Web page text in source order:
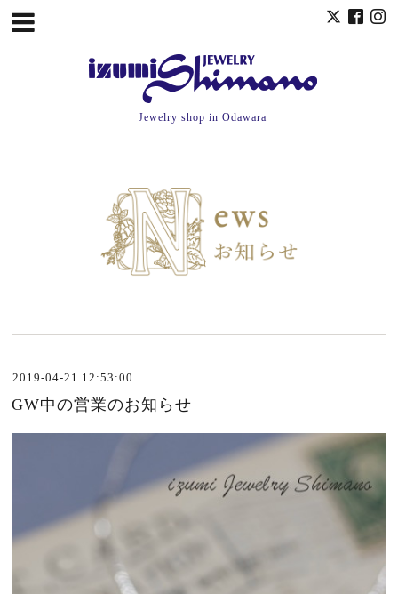
Jewelry shop in Odawara
2019-04-21 12:53:00
GW中の営業のお知らせ